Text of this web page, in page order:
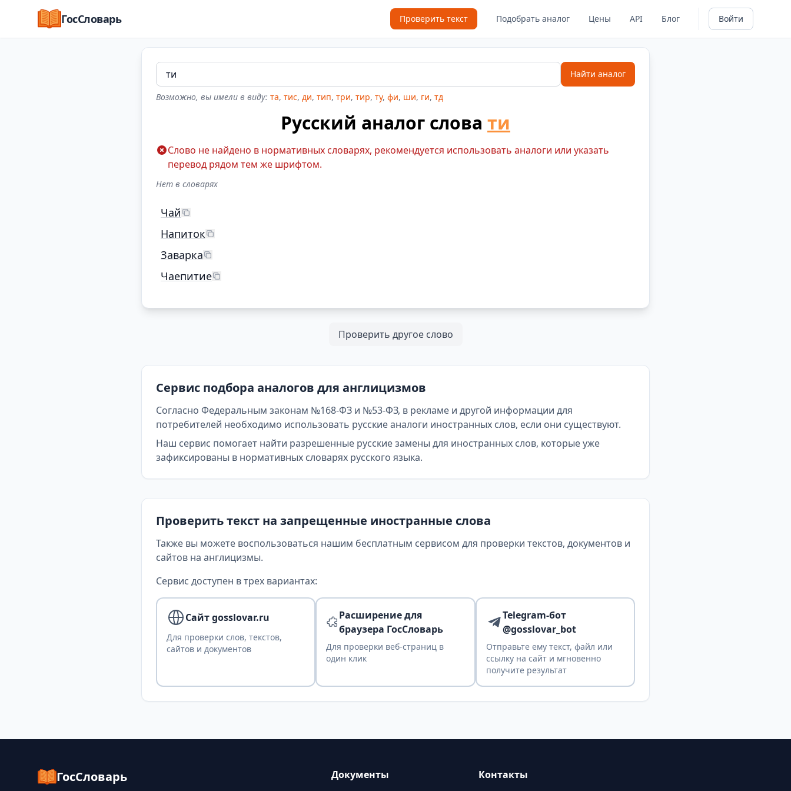
ГосСловарь Проверить текст Подобрать аналог Цены API Блог Войти
Найти аналог
Возможно, вы имели в виду: та, тис, ди, тип, три, тир, ту, фи, ши, ги, тд
Русский аналог слова ти
Слово не найдено в нормативных словарях, рекомендуется использовать аналоги или указать
перевод рядом тем же шрифтом.
Нет в словарях
Чай
Напиток
Заварка
Чаепитие
Проверить другое слово
Сервис подбора аналогов для англицизмов
Согласно Федеральным законам №168-ФЗ и №53-ФЗ, в рекламе и другой информации для
потребителей необходимо использовать русские аналоги иностранных слов, если они существуют.
Наш сервис помогает найти разрешенные русские замены для иностранных слов, которые уже
зафиксированы в нормативных словарях русского языка.
Проверить текст на запрещенные иностранные слова
Также вы можете воспользоваться нашим бесплатным сервисом для проверки текстов, документов и
сайтов на англицизмы.
Сервис доступен в трех вариантах:
Сайт gosslovar.ru
Для проверки слов, текстов,
сайтов и документов
Расширение для
браузера ГосСловарь
Для проверки веб-страниц в
один клик
Telegram-бот
@gosslovar_bot
Отправьте ему текст, файл или
ссылку на сайт и мгновенно
получите результат
ГосСловарь Документы Контакты